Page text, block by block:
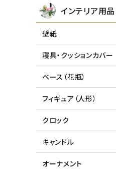
インテリア用
壁紙
寝具・クッションカバー
ベース（花瓶）
フィギュア（人形）
クロック
キャンドル
オーナメント